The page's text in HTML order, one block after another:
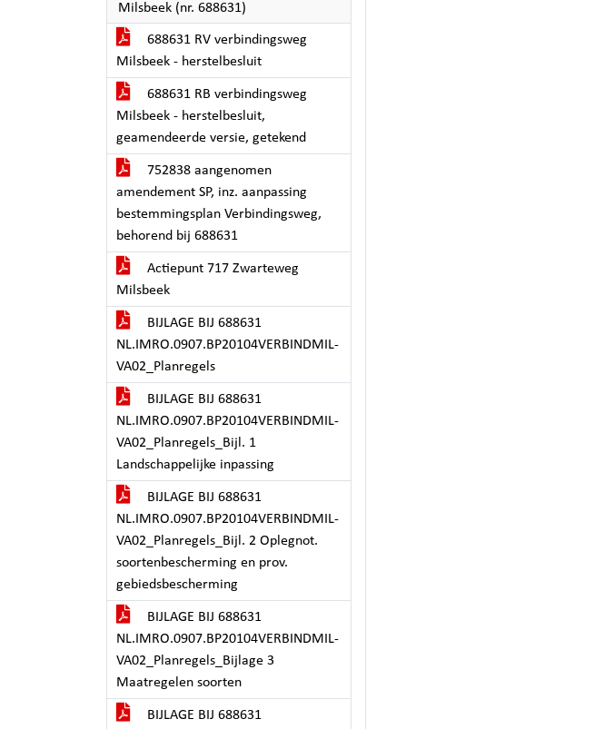
Milsbeek (nr. 688631)
688631 RV verbindingsweg
Milsbeek - herstelbesluit
688631 RB verbindingsweg
Milsbeek - herstelbesluit,
geamendeerde versie, getekend
752838 aangenomen
amendement SP, inz. aanpassing
bestemmingsplan Verbindingsweg,
behorend bij 688631
Actiepunt 717 Zwarteweg
Milsbeek
BIJLAGE BIJ 688631
NL.IMRO.0907.BP20104VERBINDMIL-
VA02_Planregels
BIJLAGE BIJ 688631
NL.IMRO.0907.BP20104VERBINDMIL-
VA02_Planregels_Bijl. 1
Landschappelijke inpassing
BIJLAGE BIJ 688631
NL.IMRO.0907.BP20104VERBINDMIL-
VA02_Planregels_Bijl. 2 Oplegnot.
soortenbescherming en prov.
gebiedsbescherming
BIJLAGE BIJ 688631
NL.IMRO.0907.BP20104VERBINDMIL-
VA02_Planregels_Bijlage 3
Maatregelen soorten
BIJLAGE BIJ 688631